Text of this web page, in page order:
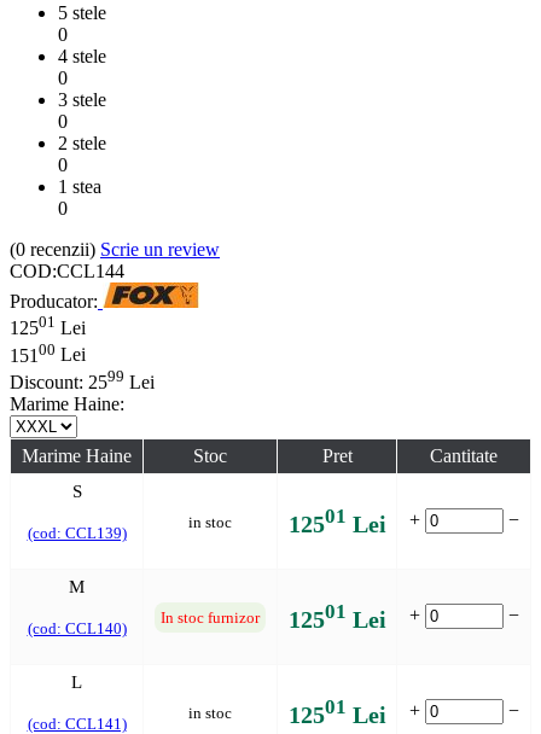
5 stele
0
4 stele
0
3 stele
0
2 stele
0
1 stea
0
(0 recenzii) Scrie un review
COD:CCL144
Producator:
12501 Lei
151 00 Lei
Discount: 2599 Lei
Marime Haine:
Marime Haine Stoc Pret Cantitate
S
(cod: CCL139)
in stoc 12501 Lei + −
M
(cod: CCL140)
In stoc furnizor 12501 Lei + −
L
(cod: CCL141)
in stoc 12501 Lei + −